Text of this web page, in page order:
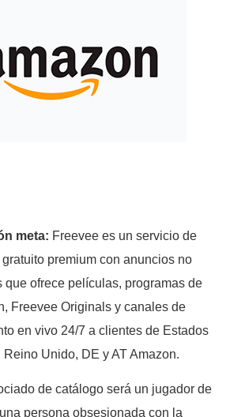
meta: Freevee es un servicio de
premium con anuncios no
que ofrece películas, programas de
Freevee Originals y canales de
en vivo 24/7 a clientes de Estados
Reino Unido, DE y AT Amazon.
de catálogo será un jugador de
persona obsesionada con la